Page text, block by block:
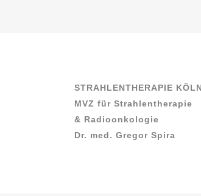
STRAHLENTHERAPIE KÖLN
MVZ für Strahlentherapie
& Radioonkologie
Dr. med. Gregor Spira